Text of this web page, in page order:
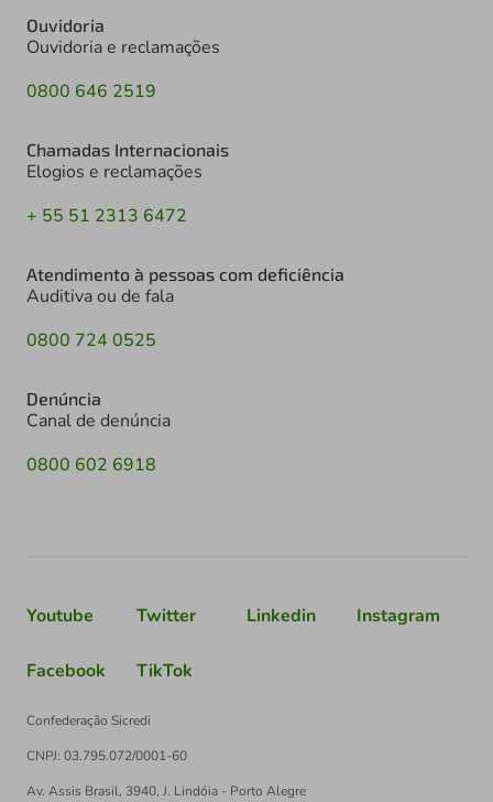
Ouvidoria
Ouvidoria e reclamações
0800 646 2519
Chamadas Internacionais
Elogios e reclamações
+ 55 51 2313 6472
Atendimento à pessoas com deficiência
Auditiva ou de fala
0800 724 0525
Denúncia
Canal de denúncia
0800 602 6918
Youtube Twitter Linkedin Instagram
Facebook TikTok
Confederação Sicredi
CNPJ: 03.795.072/0001-60
Av. Assis Brasil, 3940, J. Lindóia - Porto Alegre